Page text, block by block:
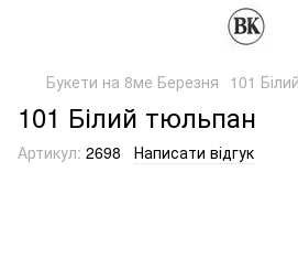
Букети на 8ме Березня 101
101 Білий тюльпан
Артикул: 2698 Написати відгук